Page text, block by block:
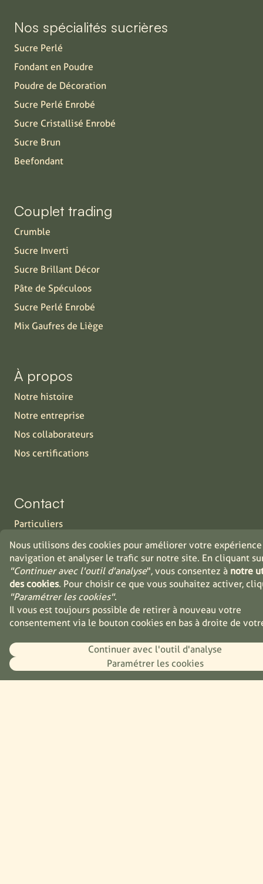
Nous utilisons des cookies pour améliorer votre
navigation et analyser le trafic sur notre site. En cliquant
"Continuer avec l'outil d'analyse", vous consentez à notre
des cookies. Pour choisir ce que vous souhaitez activer,
"Paramétrer les cookies".
Il vous est toujours possible de retirer à nouveau votre
consentement via le bouton cookies en bas à droite de
Continuer avec l'outil d'analyse
Paramétrer les cookies
Nos spécialités sucrières
Sucre Perlé
Fondant en Poudre
Poudre de Décoration
Sucre Perlé Enrobé
Sucre Cristallisé Enrobé
Sucre Brun
Beefondant
Couplet trading
Crumble
Sucre Inverti
Sucre Brillant Décor
Pâte de Spéculoos
Sucre Perlé Enrobé
Mix Gaufres de Liège
À propos
Notre histoire
Notre entreprise
Nos collaborateurs
Nos certifications
Contact
Particuliers
Industrie
Distributeurs
Jobs
Durabilité
Projet du moment
Énergie